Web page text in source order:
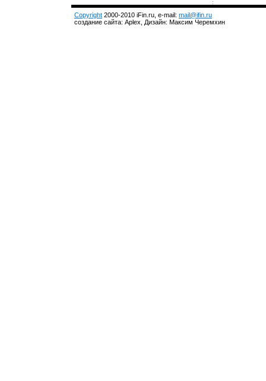
Copyright 2000-2010 iFin.ru, e-mail: mail@ifin.ru
создание сайта: Aplex, Дизайн: Максим Черемхин